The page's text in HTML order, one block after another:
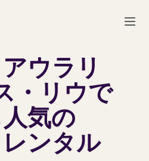
ウラリ
・リウで
気の
ンタル